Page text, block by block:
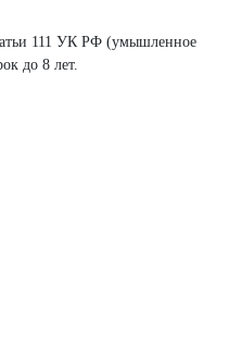
111 УК РФ (умышленное
до 8 лет.